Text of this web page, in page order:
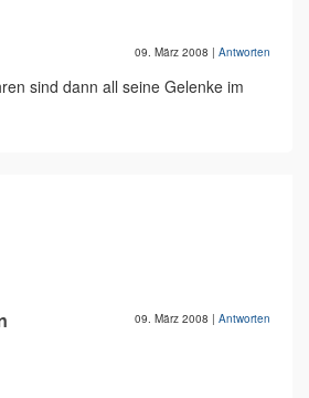
09. März 2008 | Antworten
sind dann all seine Gelenke im
09. März 2008 | Antworten